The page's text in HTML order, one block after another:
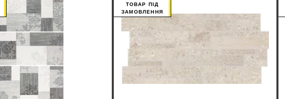
КУПИТИ КУПИТИ
ТОВАР ПІД
ЗАМОВЛЕННЯ